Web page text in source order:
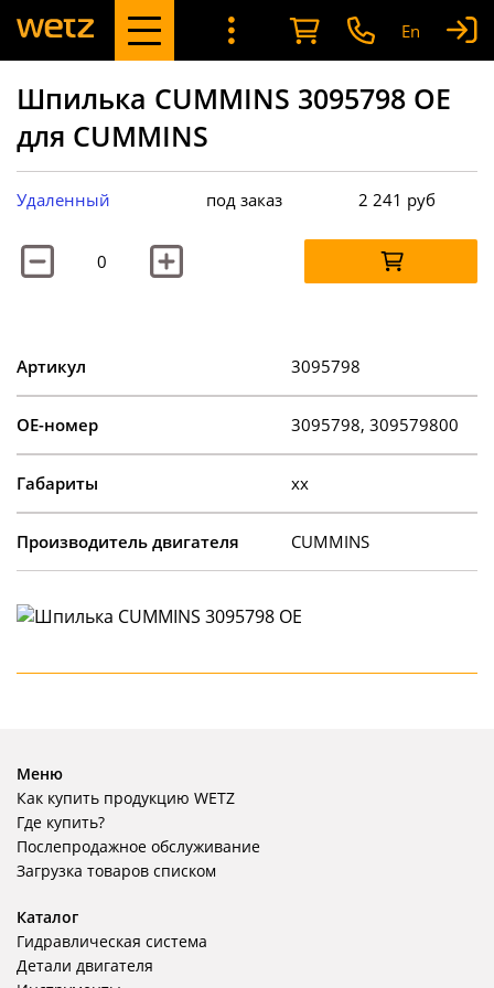
En
Шпилька CUMMINS 3095798 OE
для CUMMINS
Удаленный под заказ 2 241 руб
Артикул 3095798
OE-номер 3095798, 309579800
Габариты xx
Производитель двигателя CUMMINS
Меню
Как купить продукцию WETZ
Где купить?
Послепродажное обслуживание
Загрузка товаров списком
Каталог
Гидравлическая система
Детали двигателя